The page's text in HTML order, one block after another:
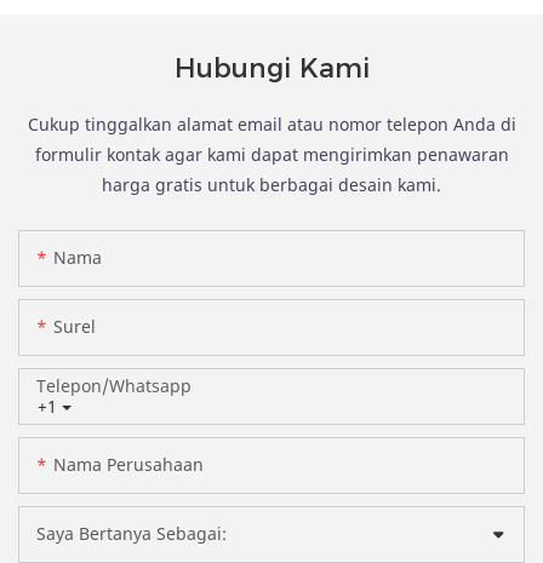
Hubungi Kami
Cukup tinggalkan alamat email atau nomor telepon Anda di
formulir kontak agar kami dapat mengirimkan penawaran
harga gratis untuk berbagai desain kami.
Nama
Surel
+1
Telepon/whatsapp
Nama Perusahaan
Saya Bertanya Sebagai: